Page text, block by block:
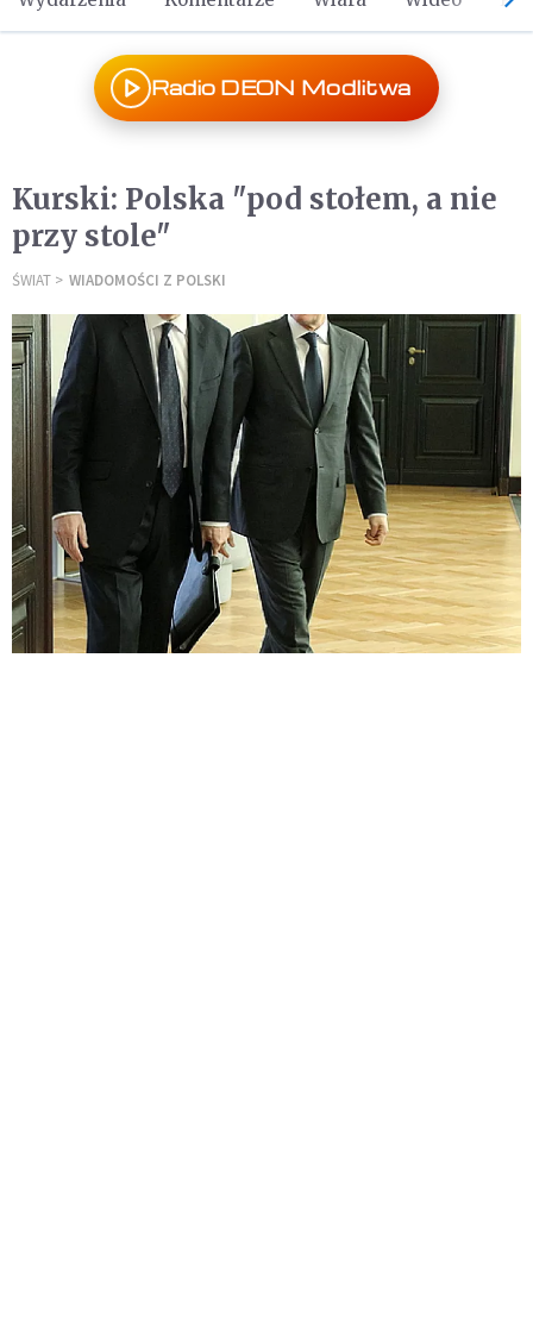
Radio DEON Modlitwa
Kurski: Polska "pod stołem, a nie
przy stole"
ŚWIAT WIADOMOŚCI Z POLSKI